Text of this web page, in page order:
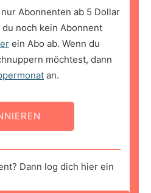
Abonnenten ab 5 Dollar
noch kein Abonnent
ein Abo ab. Wenn du
möchtest, dann
an.
Dann log dich hier ein